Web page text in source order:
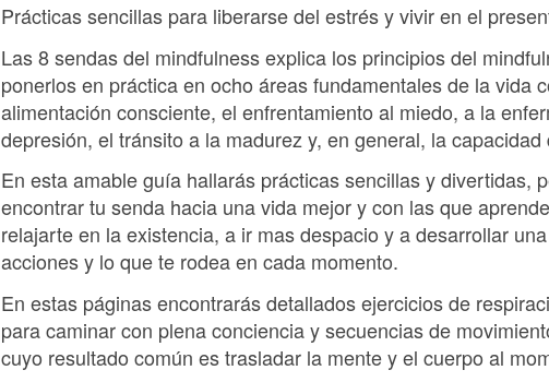
Prácticas sencillas para liberarse del estrés y vivir en el
Las 8 sendas del mindfulness explica los principios del
ponerlos en práctica en ocho áreas fundamentales de la vida
alimentación consciente, el enfrentamiento al miedo, a la
depresión, el tránsito a la madurez y, en general, la
En esta amable guía hallarás prácticas sencillas y divertidas,
encontrar tu senda hacia una vida mejor y con las que
relajarte en la existencia, a ir mas despacio y a desarrollar
acciones y lo que te rodea en cada momento.
En estas páginas encontrarás detallados ejercicios de
para caminar con plena conciencia y secuencias de
cuyo resultado común es trasladar la mente y el cuerpo al